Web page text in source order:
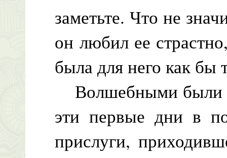
заметьте. Что не
он любил ее
была для него как
Волшебными были
эти первые дни в
прислуги,